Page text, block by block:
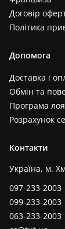
Договір
Політика
Допомога
Доставка і
Обмін та
Програма
Розрахунок
Контакти
Україна, м.
097-233-2003
099-233-2003
063-233-2003